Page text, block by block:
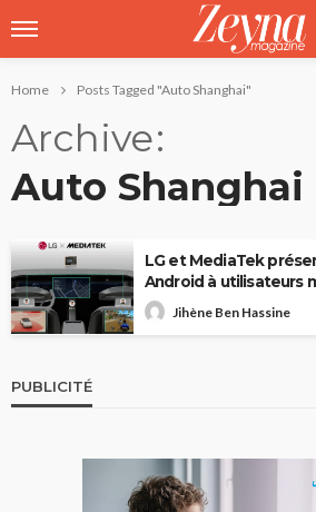
Home Posts Tagged "Auto Shanghai"
Archive
Auto Shanghai
LG et MediaTek
Android à utilisateurs
Jihène Ben Hassine
PUBLICITÉ